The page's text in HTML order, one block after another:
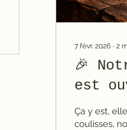
7 févr. 2026 ∙ 2
🎉
est
Ça y est,
coulisses,